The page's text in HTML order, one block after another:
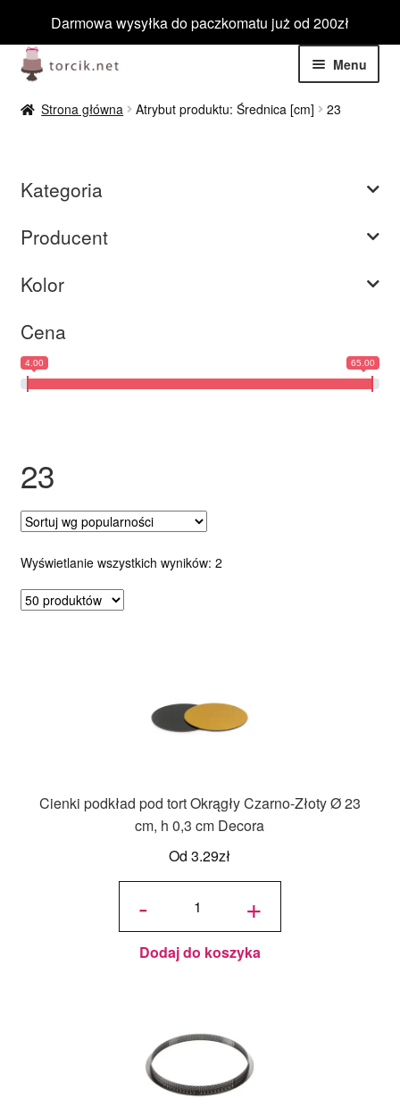
Darmowa wysyłka do paczkomatu już od 200zł
Przejdź
do
nawigacji
Przejdź
do
treści
Menu
Jadalne
Barwniki spożywcze
Rozwiń
Tematyczne
Rozwiń
Blog
Wyprzedaż
Nowości
Strona główna Atrybut produktu: Średnica [cm] 23
23
Wyświetlanie wszystkich wyników: 2Posortowane
Cienki podkład pod tort Okrągły Czarno-Złoty Ø 23
cm, h 0,3 cm Decora
Od3.29zł
-
ilość
pod tort
Okrągły
Złoty Ø
23 cm,
cm
Decora
+
Dodaj do koszyka
Kategoria
Producent
Kolor
Cena
4.00 65.00